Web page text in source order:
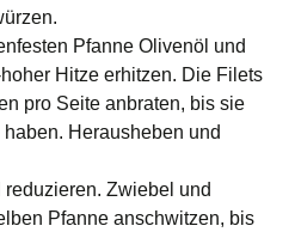
Pfanne Olivenöl und
Hitze erhitzen. Die Filets
pro Seite anbraten, bis sie
Herausheben und
reduzieren. Zwiebel und
Pfanne anschwitzen, bis